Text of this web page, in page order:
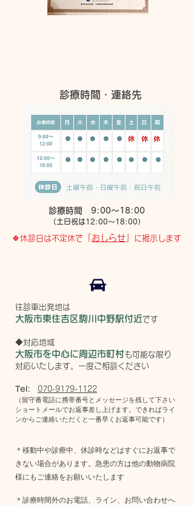
​診療時間・連絡先
​診療時間 9:00～18:00
（土日祝は12:00～18:00）
​🍀休診日は不定休で おしらせ に掲示します
​​往診車出発地は
大阪市東住吉区駒川中野駅付近です​
◆対応地域
大阪市を中心に​​​​周辺市町村も可能な限り
対応いたします。 ​一度ご相談ください
Tel: 070-9179-1122
（留守番電話に携帯番号と メッセージを残して下さい
ショートメールでお返事差し上げます。できればライ
ンからご連絡いただくと一番早くお返事可能です）
＊移動中や診療中、休診時などはすぐにお返事で
きない場合があります。急患の方は他の動物病院
様にもご連絡をお願いいたします
＊ 診療時間外のお電話、ライン、お問い合わせへ